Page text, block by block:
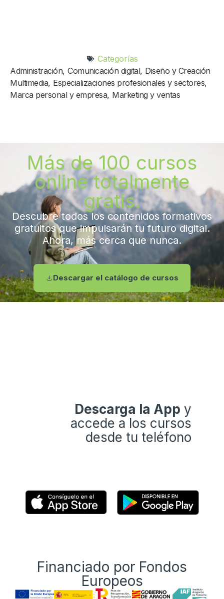
Categorías
Administración, Comunicación digital, Diseño y Creación
Multimedia, Especializaciones profesionales y sectores,
Marca personal y empresa, Marketing y ventas
Más de 100 cursos
online totalmente
gratis.
Descubre todos los contenidos formativos
gratuitos que impulsarán tu futuro digital.
Ahora, más cerca que nunca.
Descargar el catálogo de cursos
Descarga la App y
accede a los cursos
desde tu teléfono
Financiado por Fondos
Europeos